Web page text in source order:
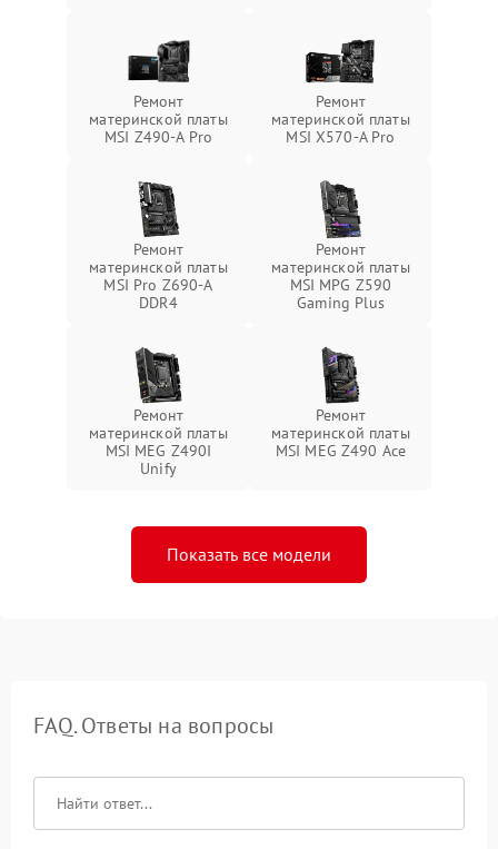
Ремонт
материнской платы
MSI Z490-A Pro
Ремонт
материнской платы
MSI X570-A Pro
Ремонт
материнской платы
MSI Pro Z690-A
DDR4
Ремонт
материнской платы
MSI MPG Z590
Gaming Plus
Ремонт
материнской платы
MSI MEG Z490I
Unify
Ремонт
материнской платы
MSI MEG Z490 Ace
Показать все модели
FAQ. Ответы на вопросы